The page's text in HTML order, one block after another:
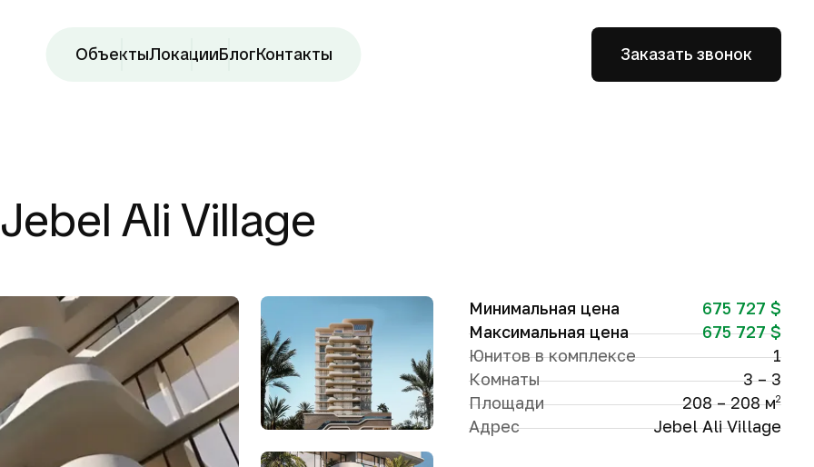
ОбъектыЛокацииБлогКонтакты Заказать звонок
Ali Village
Минимальная цена
675 727 $
Максимальная цена
675 727 $
Юнитов в комплексе
1
Комнаты
3 – 3
Площади
208 – 208 м2
Адрес Jebel Ali Village